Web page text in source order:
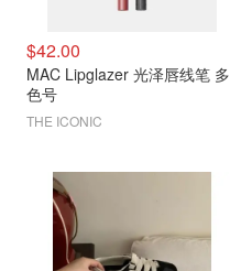
$42.00
MAC Lipglazer 光泽唇线笔 多
色号
THE ICONIC